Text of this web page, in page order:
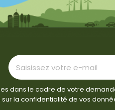
dans le cadre de votre
la confidentialité de vos